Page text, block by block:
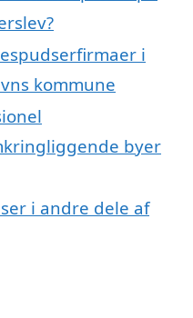
i
kommune
byer
i andre dele af